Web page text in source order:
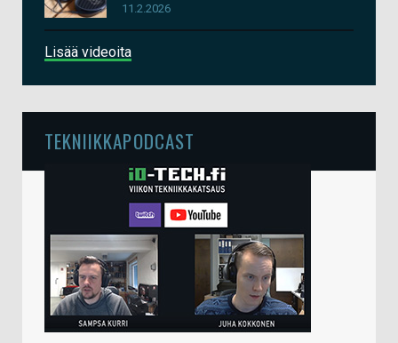
11.2.2026
Lisää videoita
TEKNIIKKAPODCAST